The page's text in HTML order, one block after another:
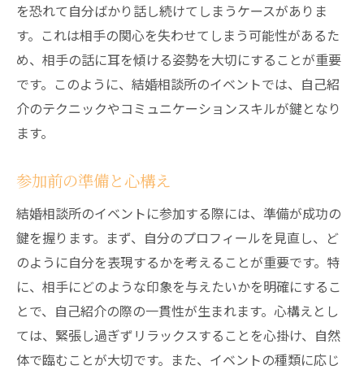
を恐れて自分ばかり話し続けてしまうケースがありま
す。これは相手の関心を失わせてしまう可能性があるた
め、相手の話に耳を傾ける姿勢を大切にすることが重要
です。このように、結婚相談所のイベントでは、自己紹
介のテクニックやコミュニケーションスキルが鍵となり
ます。
参加前の準備と心構え
結婚相談所のイベントに参加する際には、準備が成功の
鍵を握ります。まず、自分のプロフィールを見直し、ど
のように自分を表現するかを考えることが重要です。特
に、相手にどのような印象を与えたいかを明確にするこ
とで、自己紹介の際の一貫性が生まれます。心構えとし
ては、緊張し過ぎずリラックスすることを心掛け、自然
体で臨むことが大切です。また、イベントの種類に応じ